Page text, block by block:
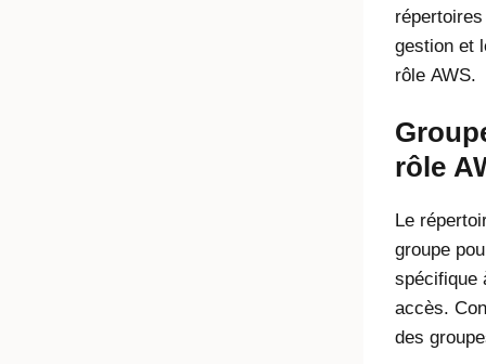
gestion et
rôle AWS.
rôle
Le
groupe
spécifique
accès.
des